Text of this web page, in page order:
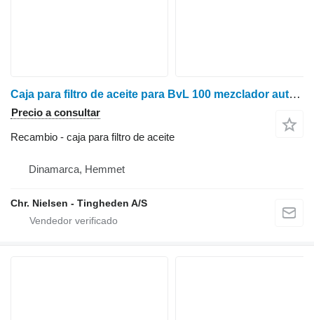
Caja para filtro de aceite para BvL 100 mezclador autopropulsado
Precio a consultar
Recambio - caja para filtro de aceite
Dinamarca, Hemmet
Chr. Nielsen - Tingheden A/S